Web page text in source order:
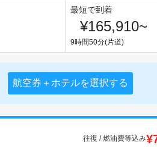
最短で到着
¥165,910~
9時間50分(片道)
航空券＋ホテルを選択する
往復 / 燃油費等込み